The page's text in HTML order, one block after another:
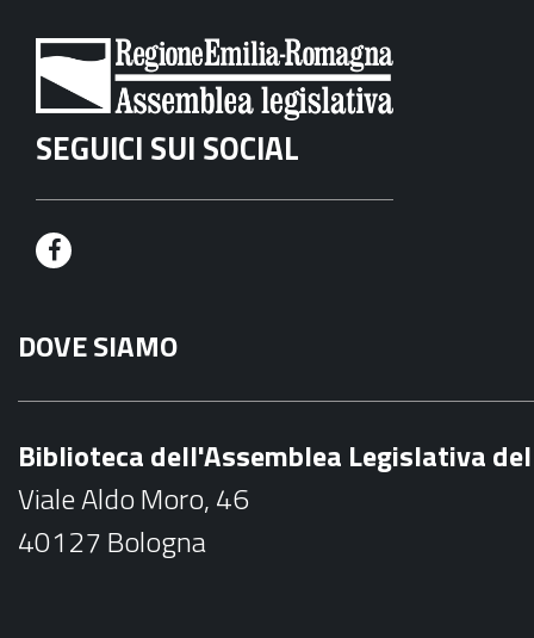
SEGUICI SUI SOCIAL
F
c
e
o
k
DOVE SIAMO
Biblioteca dell'Assemblea Legislativa
Viale Aldo Moro, 46
40127 Bologna